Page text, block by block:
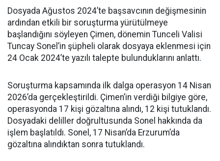
Dosyada Ağustos 2024’te başsavcının değişmesinin
ardından etkili bir soruşturma yürütülmeye
başlandığını söyleyen Çimen, dönemin Tunceli Valisi
Tuncay Sonel’in şüpheli olarak dosyaya eklenmesi için
24 Ocak 2024’te yazılı talepte bulunduklarını anlattı.
Soruşturma kapsamında ilk dalga operasyon 14 Nisan
2026’da gerçekleştirildi. Çimen’in verdiği bilgiye göre,
operasyonda 17 kişi gözaltına alındı, 12 kişi tutuklandı.
Dosyadaki deliller doğrultusunda Sonel hakkında da
işlem başlatıldı. Sonel, 17 Nisan’da Erzurum’da
gözaltına alındıktan sonra tutuklandı.